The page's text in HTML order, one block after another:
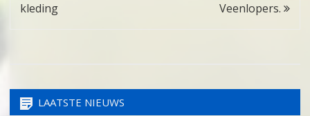
kleding
Veenlopers.
LAATSTE NIEUWS